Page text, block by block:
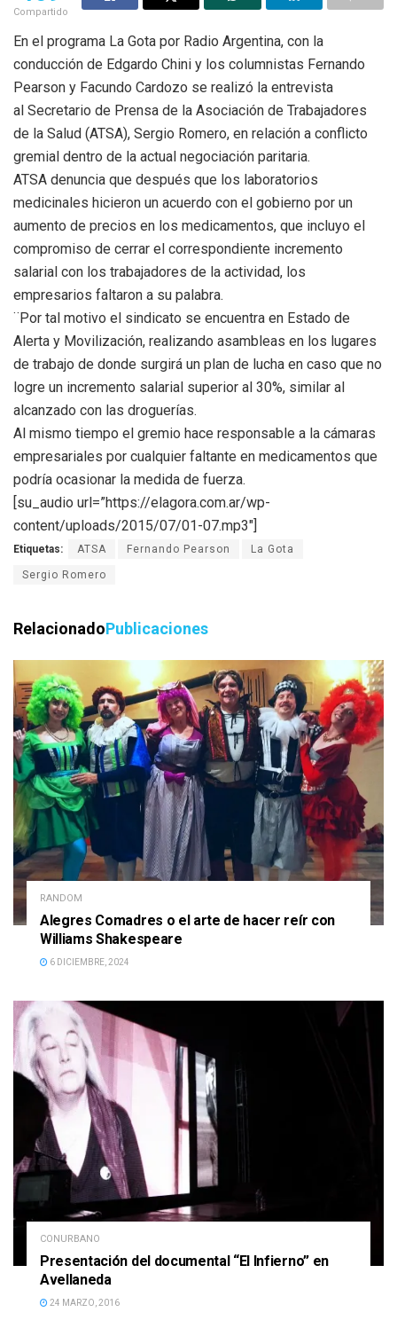
Compartido
En el programa La Gota por Radio Argentina, con la
conducción de Edgardo Chini y los columnistas Fernando
Pearson y Facundo Cardozo se realizó la entrevista
al Secretario de Prensa de la Asociación de Trabajadores
de la Salud (ATSA), Sergio Romero, en relación a conflicto
gremial dentro de la actual negociación paritaria.
ATSA denuncia que después que los laboratorios
medicinales hicieron un acuerdo con el gobierno por un
aumento de precios en los medicamentos, que incluyo el
compromiso de cerrar el correspondiente incremento
salarial con los trabajadores de la actividad, los
empresarios faltaron a su palabra.
¨Por tal motivo el sindicato se encuentra en Estado de
Alerta y Movilización, realizando asambleas en los lugares
de trabajo de donde surgirá un plan de lucha en caso que no
logre un incremento salarial superior al 30%, similar al
alcanzado con las droguerías.
Al mismo tiempo el gremio hace responsable a la cámaras
empresariales por cualquier faltante en medicamentos que
podría ocasionar la medida de fuerza.
[su_audio url=”https://elagora.com.ar/wp-
content/uploads/2015/07/01-07.mp3″]
Etiquetas: ATSA Fernando Pearson La Gota
Sergio Romero
RelacionadoPublicaciones
RANDOM
Alegres Comadres o el arte de hacer reír con
Williams Shakespeare
6 DICIEMBRE, 2024
CONURBANO
Presentación del documental “El Infierno” en
Avellaneda
24 MARZO, 2016